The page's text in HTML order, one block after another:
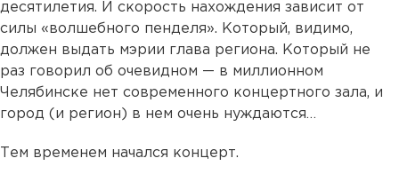
десятилетия. И скорость нахождения зависит от
силы «волшебного пенделя». Который, видимо,
должен выдать мэрии глава региона. Который не
раз говорил об очевидном — в миллионном
Челябинске нет современного концертного зала, и
город (и регион) в нем очень нуждаются…
Тем временем начался концерт.